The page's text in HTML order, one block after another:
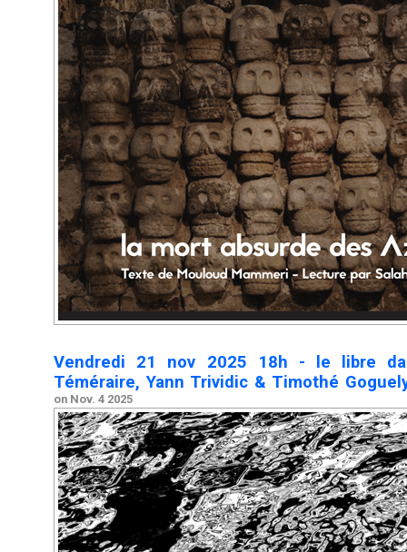
Vendredi 21 nov 2025 18h - le libre
Téméraire, Yann Trividic & Timothé
on Nov. 4 2025